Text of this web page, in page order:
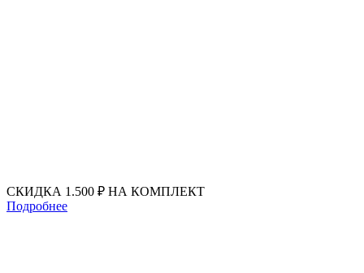
СКИДКА 1.500 ₽ НА КОМПЛЕКТ
Подробнее